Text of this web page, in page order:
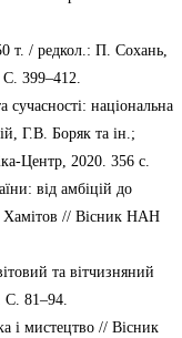
т. / редкол.: П. Сохань,
С. 399–412.
сучасності: національна
Г.В. Боряк та ін.;
Центр, 2020. 356 с.
від амбіцій до
// Вісник НАН
та вітчизняний
С. 81–94.
і мистецтво // Вісник